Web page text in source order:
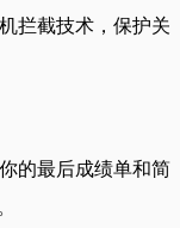
拦截技术，保护关
的最后成绩单和简